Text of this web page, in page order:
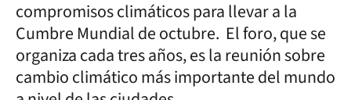
compromisos climáticos para llevar a la
Cumbre Mundial de octubre. El foro, que se
organiza cada tres años, es la reunión sobre
cambio climático más importante del mundo